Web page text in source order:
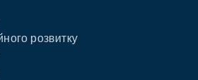
розвитку